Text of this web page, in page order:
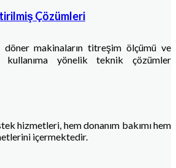
Çözümleri
makinaların titreşim ölçümü ve
kullanıma yönelik teknik çözümler
hizmetleri, hem donanım bakımı hem
içermektedir.